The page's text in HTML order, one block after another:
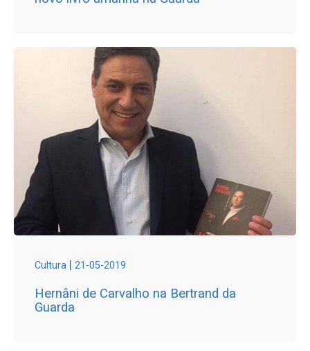
Cultura | 21-05-2019
Hernâni de Carvalho na Bertrand da
Guarda